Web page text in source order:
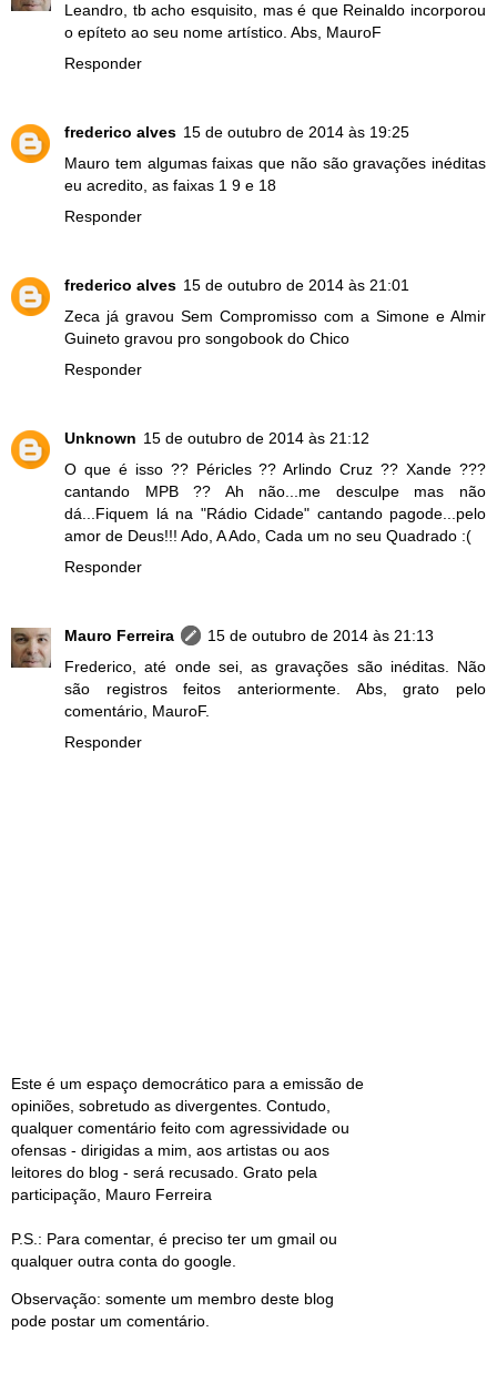
Leandro, tb acho esquisito, mas é que Reinaldo incorporou
o epíteto ao seu nome artístico. Abs, MauroF
Responder
frederico alves 15 de outubro de 2014 às 19:25
Mauro tem algumas faixas que não são gravações inéditas
eu acredito, as faixas 1 9 e 18
Responder
frederico alves 15 de outubro de 2014 às 21:01
Zeca já gravou Sem Compromisso com a Simone e Almir
Guineto gravou pro songobook do Chico
Responder
Unknown 15 de outubro de 2014 às 21:12
O que é isso ?? Péricles ?? Arlindo Cruz ?? Xande ???
cantando MPB ?? Ah não...me desculpe mas não
dá...Fiquem lá na "Rádio Cidade" cantando pagode...pelo
amor de Deus!!! Ado, A Ado, Cada um no seu Quadrado :(
Responder
Mauro Ferreira
15 de outubro de 2014 às 21:13
Frederico, até onde sei, as gravações são inéditas. Não
são registros feitos anteriormente. Abs, grato pelo
comentário, MauroF.
Responder
Este é um espaço democrático para a emissão de
opiniões, sobretudo as divergentes. Contudo,
qualquer comentário feito com agressividade ou
ofensas - dirigidas a mim, aos artistas ou aos
leitores do blog - será recusado. Grato pela
participação, Mauro Ferreira
P.S.: Para comentar, é preciso ter um gmail ou
qualquer outra conta do google.
Observação: somente um membro deste blog
pode postar um comentário.